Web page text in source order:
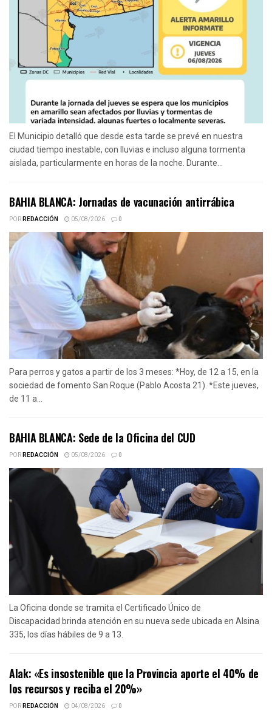
El Municipio detalló que desde esta tarde se prevé en nuestra
ciudad tiempo inestable, con lluvias e incluso alguna tormenta
aislada, particularmente en horas de la noche. Durante...
BAHIA BLANCA: Jornadas de vacunación antirrábica
PORREDACCIÓN 05/08/2026 0
Para perros y gatos a partir de los 3 meses: *Hoy, de 12 a 15, en la
sociedad de fomento San Roque (Pablo Acosta 21). *Este jueves,
de 11 a...
BAHIA BLANCA: Sede de la Oficina del CUD
PORREDACCIÓN 05/08/2026 0
La Oficina donde se tramita el Certificado Único de
Discapacidad brinda atención en su nueva sede ubicada en Alsina
335, los días hábiles de 9 a 13.
Alak: «Es insostenible que la Provincia aporte el 40% de
los recursos y reciba el 20%»
PORREDACCIÓN 04/08/2026 0